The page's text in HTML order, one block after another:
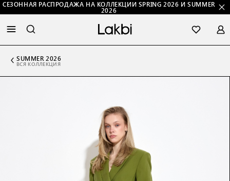
СЕЗОННАЯ РАСПРОДАЖА НА КОЛЛЕКЦИИ SPRING 2026 И SUMMER
2026
SUMMER 2026
ВСЯ КОЛЛЕКЦИЯ